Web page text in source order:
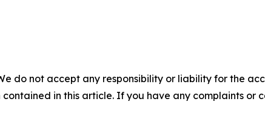
do not accept any responsibility or liability for the
in this article. If you have any complaints or